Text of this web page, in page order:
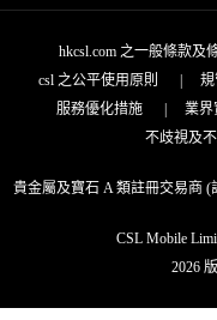
hkcsl.com 之一般條款及
csl 之公平使用原則
規
服務優化措施
業界
不歧視及
貴金屬及寶石 A 類註冊交易商 (
CSL Mobile
2026